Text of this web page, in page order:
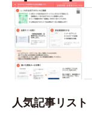
人気記事リスト